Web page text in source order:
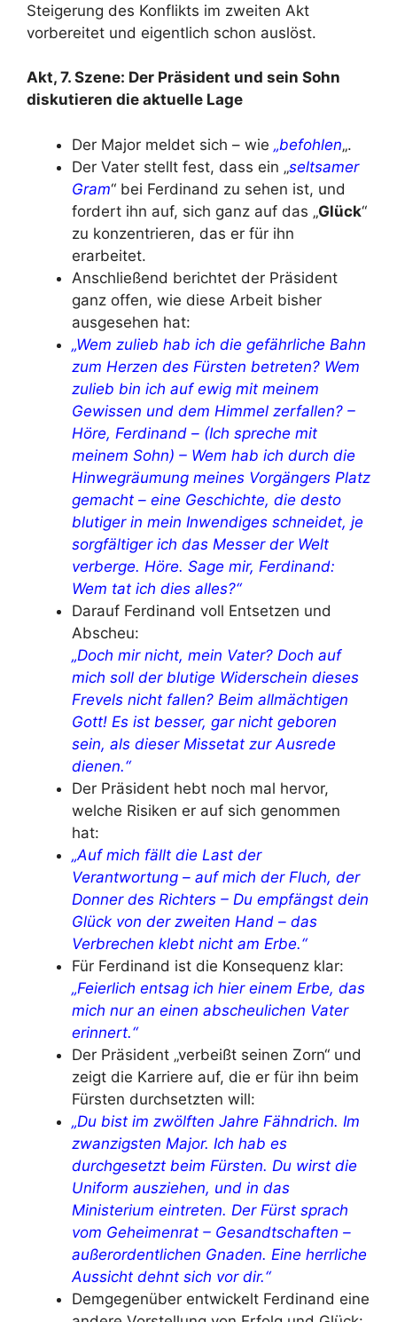
Steigerung des Konflikts im zweiten Akt
vorbereitet und eigentlich schon auslöst.
Akt, 7. Szene: Der Präsident und sein Sohn
diskutieren die aktuelle Lage
Der Major meldet sich – wie „befohlen„.
Der Vater stellt fest, dass ein „seltsamer
Gram“ bei Ferdinand zu sehen ist, und
fordert ihn auf, sich ganz auf das „Glück“
zu konzentrieren, das er für ihn
erarbeitet.
Anschließend berichtet der Präsident
ganz offen, wie diese Arbeit bisher
ausgesehen hat:
„Wem zulieb hab ich die gefährliche Bahn
zum Herzen des Fürsten betreten? Wem
zulieb bin ich auf ewig mit meinem
Gewissen und dem Himmel zerfallen? –
Höre, Ferdinand – (Ich spreche mit
meinem Sohn) – Wem hab ich durch die
Hinwegräumung meines Vorgängers Platz
gemacht – eine Geschichte, die desto
blutiger in mein Inwendiges schneidet, je
sorgfältiger ich das Messer der Welt
verberge. Höre. Sage mir, Ferdinand:
Wem tat ich dies alles?“
Darauf Ferdinand voll Entsetzen und
Abscheu:
„Doch mir nicht, mein Vater? Doch auf
mich soll der blutige Widerschein dieses
Frevels nicht fallen? Beim allmächtigen
Gott! Es ist besser, gar nicht geboren
sein, als dieser Missetat zur Ausrede
dienen.“
Der Präsident hebt noch mal hervor,
welche Risiken er auf sich genommen
hat:
„Auf mich fällt die Last der
Verantwortung – auf mich der Fluch, der
Donner des Richters – Du empfängst dein
Glück von der zweiten Hand – das
Verbrechen klebt nicht am Erbe.“
Für Ferdinand ist die Konsequenz klar:
„Feierlich entsag ich hier einem Erbe, das
mich nur an einen abscheulichen Vater
erinnert.“
Der Präsident „verbeißt seinen Zorn“ und
zeigt die Karriere auf, die er für ihn beim
Fürsten durchsetzten will:
„Du bist im zwölften Jahre Fähndrich. Im
zwanzigsten Major. Ich hab es
durchgesetzt beim Fürsten. Du wirst die
Uniform ausziehen, und in das
Ministerium eintreten. Der Fürst sprach
vom Geheimenrat – Gesandtschaften –
außerordentlichen Gnaden. Eine herrliche
Aussicht dehnt sich vor dir.“
Demgegenüber entwickelt Ferdinand eine